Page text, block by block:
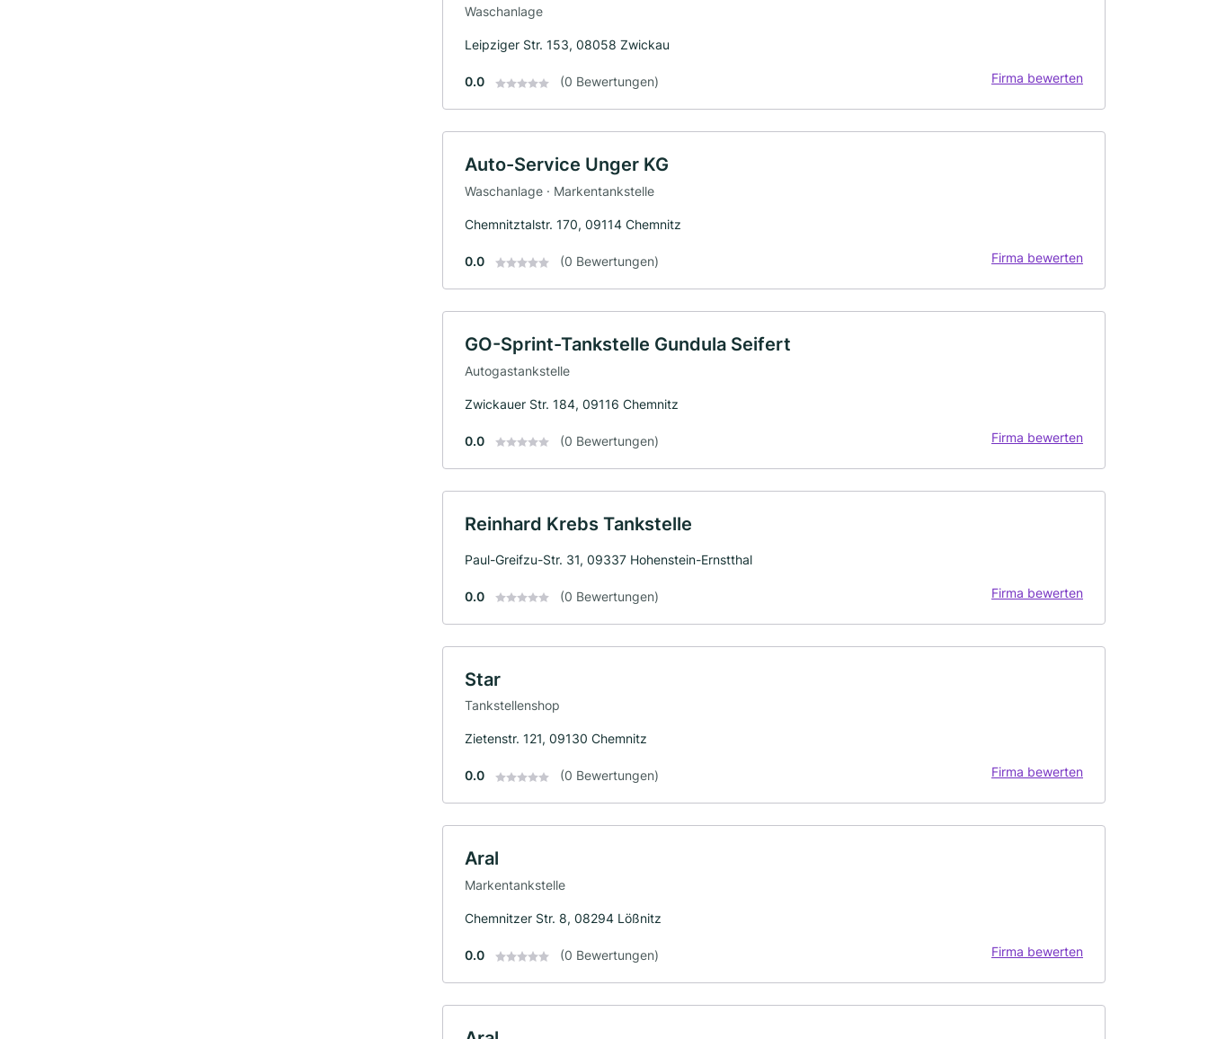
Waschanlage
Leipziger Str. 153, 08058 Zwickau
0.0 (0 Bewertungen) Firma bewerten
Auto-Service Unger KG
Waschanlage · Markentankstelle
Chemnitztalstr. 170, 09114 Chemnitz
0.0 (0 Bewertungen) Firma bewerten
GO-Sprint-Tankstelle Gundula Seifert
Autogastankstelle
Zwickauer Str. 184, 09116 Chemnitz
0.0 (0 Bewertungen) Firma bewerten
Reinhard Krebs Tankstelle
Paul-Greifzu-Str. 31, 09337 Hohenstein-Ernstthal
0.0 (0 Bewertungen) Firma bewerten
Star
Tankstellenshop
Zietenstr. 121, 09130 Chemnitz
0.0 (0 Bewertungen) Firma bewerten
Aral
Markentankstelle
Chemnitzer Str. 8, 08294 Lößnitz
0.0 (0 Bewertungen) Firma bewerten